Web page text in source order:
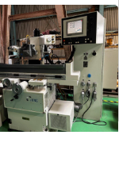
ユング
式JF-420N
式2006